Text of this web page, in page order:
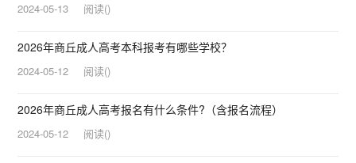
2024-05-13 阅读()
2026年商丘成人高考本科报考有哪些学校？
2024-05-12 阅读()
2026年商丘成人高考报名有什么条件?（含报名流程）
2024-05-12 阅读()